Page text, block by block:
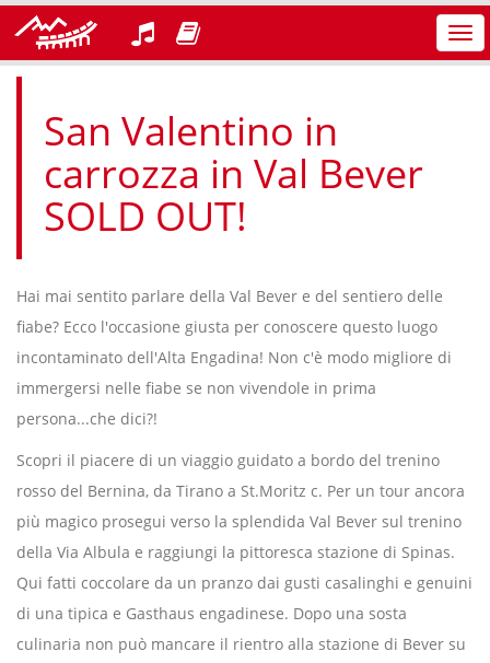
San Valentino in
carrozza in Val Bever
SOLD OUT!
Hai mai sentito parlare della Val Bever e del sentiero delle
fiabe? Ecco l'occasione giusta per conoscere questo luogo
incontaminato dell'Alta Engadina! Non c'è modo migliore di
immergersi nelle fiabe se non vivendole in prima
persona...che dici?!
Scopri il piacere di un viaggio guidato a bordo del trenino
rosso del Bernina, da Tirano a St.Moritz c. Per un tour ancora
più magico prosegui verso la splendida Val Bever sul trenino
della Via Albula e raggiungi la pittoresca stazione di Spinas.
Qui fatti coccolare da un pranzo dai gusti casalinghi e genuini
di una tipica e Gasthaus engadinese. Dopo una sosta
culinaria non può mancare il rientro alla stazione di Bever su